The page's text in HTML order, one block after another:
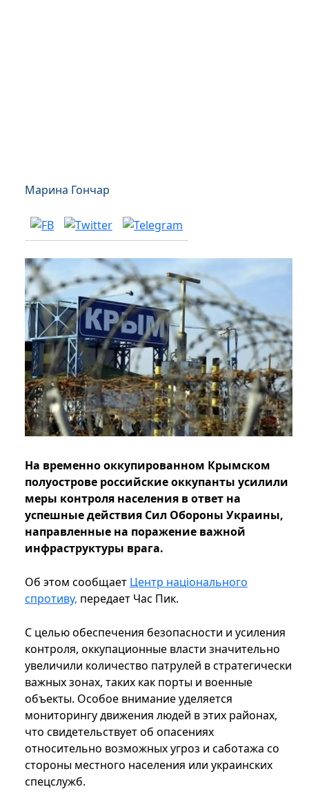
Марина Гончар
На временно оккупированном Крымском
полуострове российские оккупанты усилили
меры контроля населения в ответ на
успешные действия Сил Обороны Украины,
направленные на поражение важной
инфраструктуры врага.
Об этом сообщает Центр національного
спротиву, передает Час Пик.
С целью обеспечения безопасности и усиления
контроля, оккупационные власти значительно
увеличили количество патрулей в стратегически
важных зонах, таких как порты и военные
объекты. Особое внимание уделяется
мониторингу движения людей в этих районах,
что свидетельствует об опасениях
относительно возможных угроз и саботажа со
стороны местного населения или украинских
спецслужб.